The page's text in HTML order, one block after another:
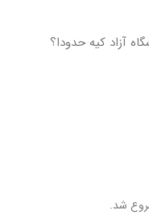
آزاد کیه حدودا؟
شد.